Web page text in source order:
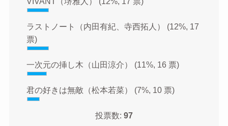
ラストノート（内田有紀、寺西拓人） (12%, 17
票)
一次元の挿し木（山田涼介） (11%, 16 票)
君の好きは無敵（松本若菜） (7%, 10 票)
投票数: 97